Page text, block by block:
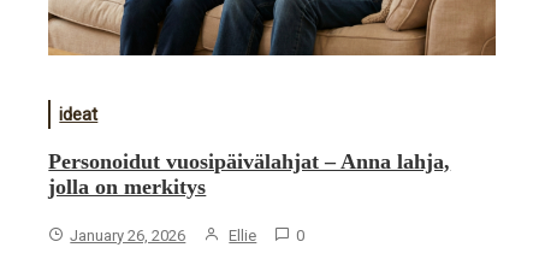
ideat
Personoidut vuosipäivälahjat – Anna lahja,
jolla on merkitys
January 26, 2026 Ellie 0